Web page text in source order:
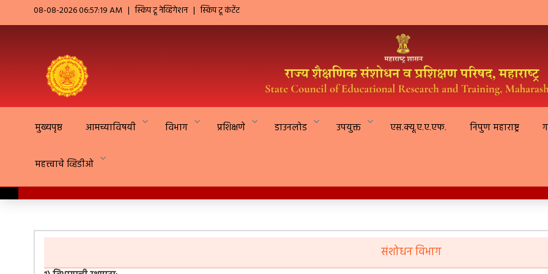
08-08-2026 06:57:19 AM | स्किप टू नेव्हिगेशन | स्किप टू कंटेंट
मुख्यपृष्ठ आमच्याविषयी विभाग प्रशिक्षणे डाउनलोड उपयुक्त एस.क्यू.ए.ए.एफ. निपुण महाराष्ट्र
महत्त्वाचे व्हिडीओ
संशोधन विभाग